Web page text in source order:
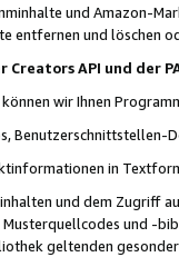
und Amazon-
entfernen und löschen
API und der
können wir Ihnen
Benutzerschnittstellen-
in
und dem Zugriff
Musterquellcodes und
geltenden